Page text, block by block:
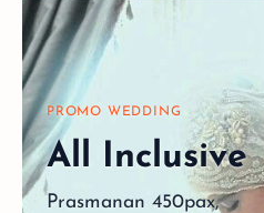
PROMO WEDDING
All Inclusive
Prasmanan 450pax,